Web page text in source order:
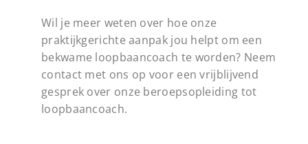
Wil je meer weten over hoe onze
praktijkgerichte aanpak jou helpt om een
bekwame loopbaancoach te worden? Neem
contact met ons op voor een vrijblijvend
gesprek over onze beroepsopleiding tot
loopbaancoach.